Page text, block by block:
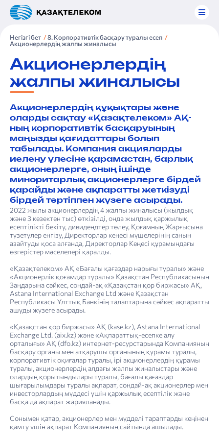
Негізгі бет
8. Корпоративтік басқару туралы есеп
Акционерлердің жалпы жиналысы
Акционерлердің
жалпы жиналысы
Акционерлердің құқықтары және
оларды сақтау «Қазақтелеком» АҚ-
ның корпоративтік басқаруының
маңызды қағидаттары болып
табылады. Компания акцияларды
иелену үлесіне қарамастан, барлық
акционерлерге, оның ішінде
миноритарлық акционерлерге бірдей
қарайды және ақпаратты жеткізуді
бірдей тәртіппен жүзеге асырады.
2022 жылы акционерлердің 4 жалпы жиналысы (жылдық
және 3 кезектен тыс) өткізілді, онда жылдық қаржылық
есептілікті бекіту, дивидендтер төлеу, Қоғамның Жарғысына
түзетулер енгізу, Директорлар кеңесі мүшелерінің санын
азайтуды қоса алғанда, Директорлар Кеңесі құрамындағы
өзгерістер мәселелері қаралды.
«Қазақтелеком» АҚ «Бағалы қағаздар нарығы туралы» және
«Акционерлік қоғамдар туралы» Қазақстан Республикасының
Заңдарына сәйкес, сондай-ақ «Қазақстан қор биржасы» АҚ,
Astana International Exchange Ltd және Қазақстан
Республикасы Ұлттық Банкінің талаптарына сәйкес ақпаратты
ашуды жүзеге асырады.
«Қазақстан қор биржасы» АҚ (kase.kz), Astana International
Exchange Ltd. (aix.kz) және «Ақпараттық-есепке алу
орталығы» АҚ (dfo.kz) интернет-ресурстарында Компанияның
басқару органы мен атқарушы органының құрамы туралы,
корпоративтік оқиғалар туралы, ірі акционерлердің құрамы
туралы, акционерлердің алдағы жалпы жиналыстары және
олардың қорытындылары туралы, бағалы қағаздар
шығарылымдары туралы ақпарат, сондай-ақ акционерлер мен
инвесторлардың мүддесі үшін қаржылық есептілік және
басқа да ақпарат жарияланады.
Сонымен қатар, акционерлер мен мүдделі тараптарды кеңінен
қамту үшін ақпарат Компанияның сайтында ашылады.